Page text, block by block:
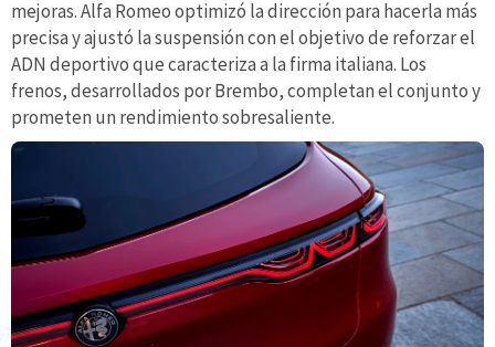
mejoras. Alfa Romeo optimizó la dirección para hacerla más
precisa y ajustó la suspensión con el objetivo de reforzar el
ADN deportivo que caracteriza a la firma italiana. Los
frenos, desarrollados por Brembo, completan el conjunto y
prometen un rendimiento sobresaliente.